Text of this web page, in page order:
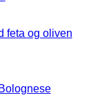
feta og oliven